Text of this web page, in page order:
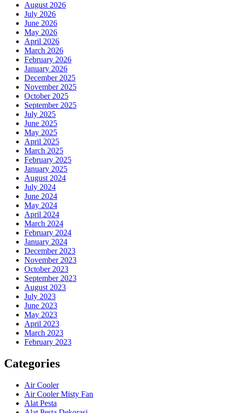
August 2026
July 2026
June 2026
May 2026
April 2026
March 2026
February 2026
January 2026
December 2025
November 2025
October 2025
September 2025
July 2025
June 2025
May 2025
April 2025
March 2025
February 2025
January 2025
August 2024
July 2024
June 2024
May 2024
April 2024
March 2024
February 2024
January 2024
December 2023
November 2023
October 2023
September 2023
August 2023
July 2023
June 2023
May 2023
April 2023
March 2023
February 2023
Categories
Air Cooler
Air Cooler Misty Fan
Alat Pesta